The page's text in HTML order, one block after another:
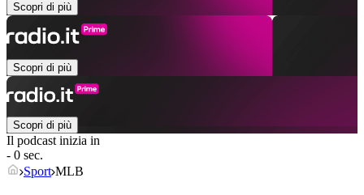
Scopri di più
Scopri di più
Scopri di più
Il podcast inizia in
- 0 sec.
Sport MLB